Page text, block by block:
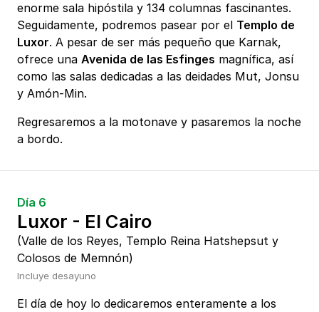
enorme sala hipóstila y 134 columnas fascinantes.
Seguidamente, podremos pasear por el Templo de
Luxor. A pesar de ser más pequeño que Karnak,
ofrece una Avenida de las Esfinges magnífica, así
como las salas dedicadas a las deidades Mut, Jonsu
y Amón-Min.
Regresaremos a la motonave y pasaremos la noche
a bordo.
Día 6
Luxor - El Cairo
(Valle de los Reyes, Templo Reina Hatshepsut y
Colosos de Memnón)
Incluye desayuno
El día de hoy lo dedicaremos enteramente a los